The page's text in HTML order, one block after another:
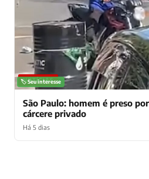
NOTÍCIAS
🏷️ Seu interesse
São Paulo: homem é preso
cárcere privado
Há 5 dias